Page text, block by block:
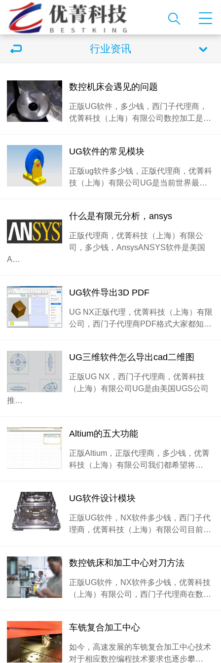
行业资讯
数控机床会遇见的问题
正版UG软件，多少钱，西门子代理商，
优菁科技（上海）有限公司数控加工是…
UG软件的常见模块
正版ug软件多少钱，正版代理商，优菁科
技（上海）有限公司UG是当前世界最…
什么是有限元分析，ansys
正版代理商，优菁科技（上海）有限公
司，多少钱，AnsysANSYS软件是美国
A…
UG软件导出3D PDF
UG NX正版代理，优菁科技（上海）有限
公司，西门子代理商PDF格式大家都知…
UG三维软件怎么导出cad二维图
正版UG NX，西门子代理商，优菁科技
（上海）有限公司UG是由美国UGS公司
推…
Altium的五大功能
正版Altium，正版代理商，多少钱，优菁
科技（上海）有限公司我们都希望将…
UG软件设计模块
正版UG软件，NX软件多少钱，西门子代
理商，优菁科技（上海）有限公司目前…
数控铣床和加工中心对刀方法
正版UG软件，NX软件多少钱，优菁科技
（上海）有限公司，西门子代理商在数…
车铣复合加工中心
如今，高速发展的车铣复合加工中心技术
对于相应数控编程技术要求也逐步攀…